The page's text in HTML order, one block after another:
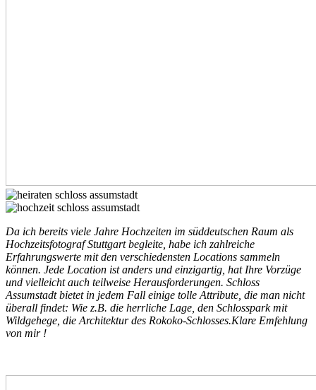
Da ich bereits viele Jahre Hochzeiten im süddeutschen Raum als
Hochzeitsfotograf Stuttgart begleite, habe ich zahlreiche
Erfahrungswerte mit den verschiedensten Locations sammeln
können. Jede Location ist anders und einzigartig, hat Ihre Vorzüge
und vielleicht auch teilweise Herausforderungen. Schloss
Assumstadt bietet in jedem Fall einige tolle Attribute, die man nicht
überall findet: Wie z.B. die herrliche Lage, den Schlosspark mit
Wildgehege, die Architektur des Rokoko-Schlosses.Klare Emfehlung
von mir !